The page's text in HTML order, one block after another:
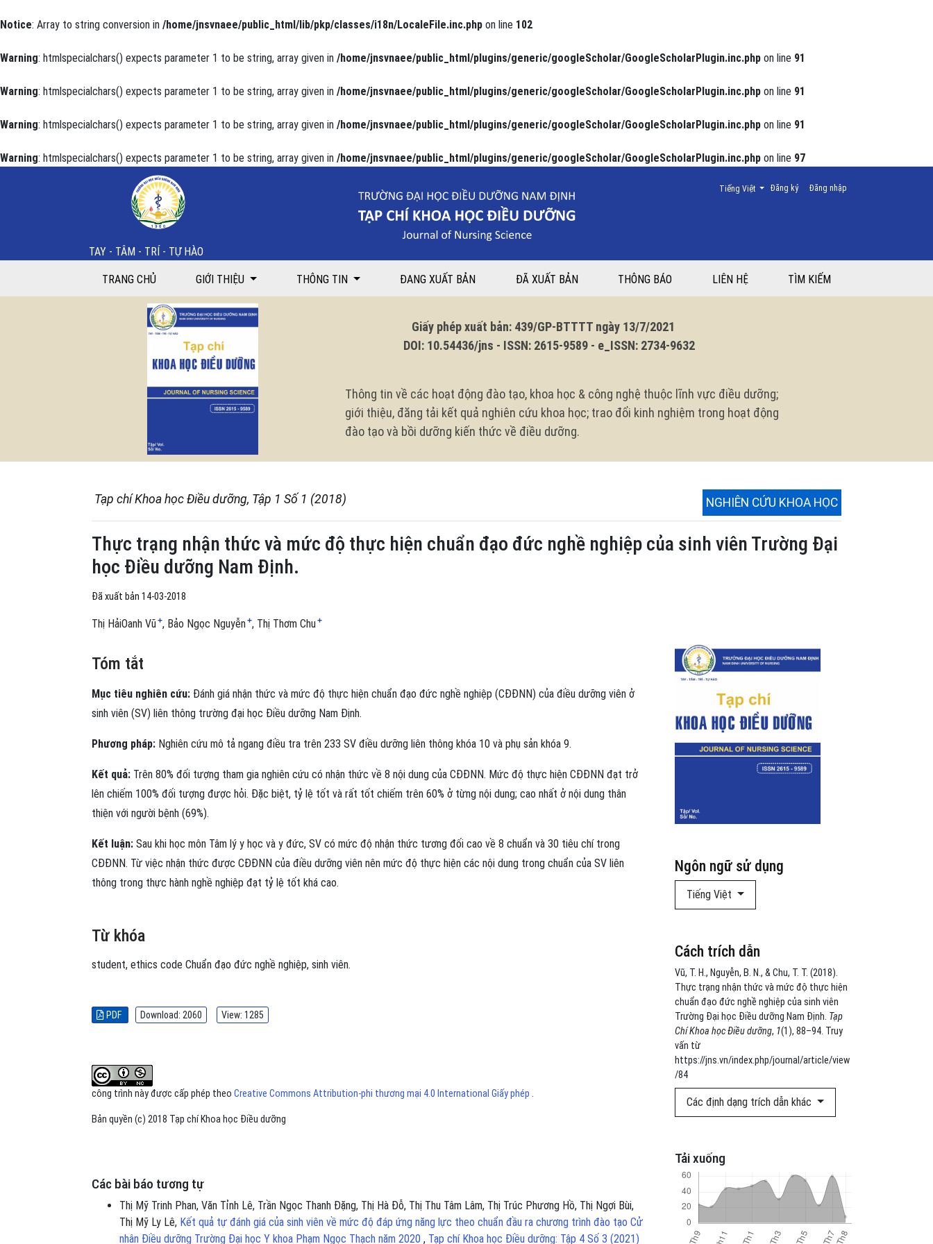
Notice: Array to string conversion in /home/jnsvnaee/public_html/lib/pkp/classes/i18n/LocaleFile.inc.php on line 102
Warning: htmlspecialchars() expects parameter 1 to be string, array given in /home/jnsvnaee/public_html/plugins/generic/googleScholar/GoogleScholarPlugin.inc.php on line 91
Warning: htmlspecialchars() expects parameter 1 to be string, array given in /home/jnsvnaee/public_html/plugins/generic/googleScholar/GoogleScholarPlugin.inc.php on line 91
Warning: htmlspecialchars() expects parameter 1 to be string, array given in /home/jnsvnaee/public_html/plugins/generic/googleScholar/GoogleScholarPlugin.inc.php on line 91
Warning: htmlspecialchars() expects parameter 1 to be string, array given in /home/jnsvnaee/public_html/plugins/generic/googleScholar/GoogleScholarPlugin.inc.php on line 97
Thực trạng nhận thức và mức độ thực hiện chuẩn đạo đức nghề nghiệp của sinh viên Trường Đại học Điều dưỡng Nam Định.
TAY - TÂM - TRÍ - TỰ HÀO
Đăng ký Đăng nhập
Thay đổi ngôn ngữ. Ngôn ngữ hiện tại là:
Tiếng Việt
TRANG CHỦ GIỚI THIỆU THÔNG TIN ĐANG XUẤT BẢN ĐÃ XUẤT BẢN THÔNG BÁO LIÊN HỆ TÌM KIẾM
Giấy phép xuất bản: 439/GP-BTTTT ngày 13/7/2021
DOI: 10.54436/jns - ISSN: 2615-9589 - e_ISSN: 2734-9632
Thông tin về các hoạt động đào tạo, khoa học & công nghệ thuộc lĩnh vực điều dưỡng;
giới thiệu, đăng tải kết quả nghiên cứu khoa học; trao đổi kinh nghiệm trong hoạt động
đào tạo và bồi dưỡng kiến thức về điều dưỡng.
Tạp chí Khoa học Điều dưỡng, Tập 1 Số 1 (2018) NGHIÊN CỨU KHOA HỌC
Thực trạng nhận thức và mức độ thực hiện chuẩn đạo đức nghề nghiệp của sinh viên Trường Đại
học Điều dưỡng Nam Định.
Đã xuất bản 14-03-2018
Thị HảiOanh Vũ+ Bảo Ngọc Nguyễn+ Thị Thơm Chu+
Ngôn ngữ sử dụng
Tiếng Việt
Cách trích dẫn
Vũ, T. H., Nguyễn, B. N., & Chu, T. T. (2018).
Thực trạng nhận thức và mức độ thực hiện
chuẩn đạo đức nghề nghiệp của sinh viên
Trường Đại học Điều dưỡng Nam Định. Tạp
Chí Khoa học Điều dưỡng, 1(1), 88–94. Truy
vấn từ
https://jns.vn/index.php/journal/article/view
/84
Các định dạng trích dẫn khác
Tải xuống
Tóm tắt
Mục tiêu nghiên cứu: Đánh giá nhận thức và mức độ thực hiện chuẩn đạo đức nghề nghiệp (CĐĐNN) của điều dưỡng viên ở
sinh viên (SV) liên thông trường đại học Điều dưỡng Nam Định.
Phương pháp: Nghiên cứu mô tả ngang điều tra trên 233 SV điều dưỡng liên thông khóa 10 và phụ sản khóa 9.
Kết quả: Trên 80% đối tượng tham gia nghiên cứu có nhận thức về 8 nội dung của CĐĐNN. Mức độ thực hiện CĐĐNN đạt trở
lên chiếm 100% đối tượng được hỏi. Đặc biệt, tỷ lệ tốt và rất tốt chiếm trên 60% ở từng nội dung; cao nhất ở nội dung thân
thiện với người bệnh (69%).
Kết luận: Sau khi học môn Tâm lý y học và y đức, SV có mức độ nhận thức tương đối cao về 8 chuẩn và 30 tiêu chí trong
CĐĐNN. Từ việc nhận thức được CĐĐNN của điều dưỡng viên nên mức độ thực hiện các nội dung trong chuẩn của SV liên
thông trong thực hành nghề nghiệp đạt tỷ lệ tốt khá cao.
Từ khóa
student, ethics code Chuẩn đạo đức nghề nghiệp, sinh viên.
PDF Download: 2060 View: 1285
công trình này được cấp phép theo Creative Commons Attribution-phi thương mại 4.0 International Giấy phép .
Bản quyền (c) 2018 Tạp chí Khoa học Điều dưỡng
Các bài báo tương tự
Thị Mỹ Trinh Phan, Văn Tỉnh Lê, Trần Ngọc Thanh Đặng, Thị Hà Đỗ, Thị Thu Tâm Lâm, Thị Trúc Phương Hồ, Thị Ngợi Bùi,
Thị Mỹ Ly Lê, Kết quả tự đánh giá của sinh viên về mức độ đáp ứng năng lực theo chuẩn đầu ra chương trình đào tạo Cử
nhân Điều dưỡng Trường Đại học Y khoa Phạm Ngọc Thạch năm 2020 , Tạp chí Khoa học Điều dưỡng: Tập 4 Số 3 (2021)